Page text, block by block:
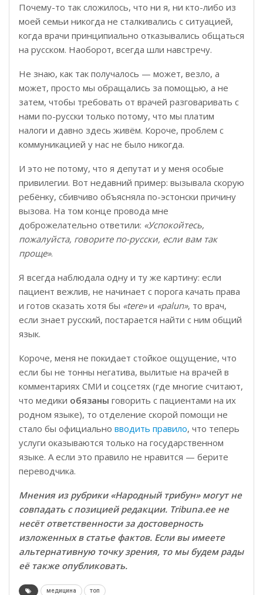
Почему-то так сложилось, что ни я, ни кто-либо из
моей семьи никогда не сталкивались с ситуацией,
когда врачи принципиально отказывались общаться
на русском. Наоборот, всегда шли навстречу.
Не знаю, как так получалось — может, везло, а
может, просто мы обращались за помощью, а не
затем, чтобы требовать от врачей разговаривать с
нами по-русски только потому, что мы платим
налоги и давно здесь живём. Короче, проблем с
коммуникацией у нас не было никогда.
И это не потому, что я депутат и у меня особые
привилегии. Вот недавний пример: вызывала скорую
ребёнку, сбивчиво объясняла по-эстонски причину
вызова. На том конце провода мне
доброжелательно ответили: «Успокойтесь,
пожалуйста, говорите по-русски, если вам так
проще».
Я всегда наблюдала одну и ту же картину: если
пациент вежлив, не начинает с порога качать права
и готов сказать хотя бы «tere»и «palun», то врач,
если знает русский, постарается найти с ним общий
язык.
Короче, меня не покидает стойкое ощущение, что
если бы не тонны негатива, вылитые на врачей в
комментариях СМИ и соцсетях (где многие считают,
что медики обязаны говорить с пациентами на их
родном языке), то отделение скорой помощи не
стало бы официально вводить правило, что теперь
услуги оказываются только на государственном
языке. А если это правило не нравится — берите
переводчика.
Мнения из рубрики «Народный трибун» могут не
совпадать с позицией редакции. Tribuna.ee не
несёт ответственности за достоверность
изложенных в статье фактов. Если вы имеете
альтернативную точку зрения, то мы будем рады
её также опубликовать.
медицина топ